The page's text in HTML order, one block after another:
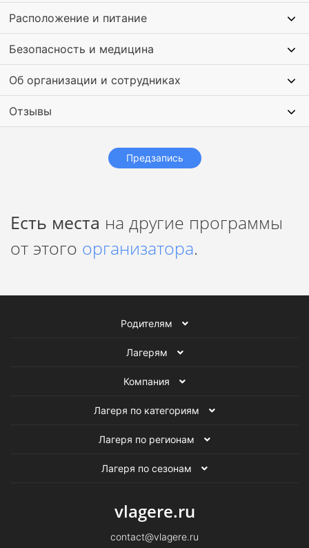
источниках энергии, снимут собственный трейлер к
фильму. И всё это — на английском!
Расположение и питание
Безопасность и медицина
Об организации и сотрудниках
Отзывы
Предзапись
Есть места на другие программы
от этого организатора.
Родителям
Лагерям
Компания
Лагеря по категориям
Лагеря по регионам
Лагеря по сезонам
vlagere.ru
contact@vlagere.ru